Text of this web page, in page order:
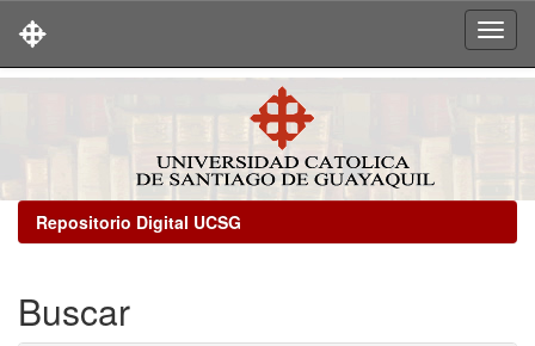
Repositorio Digital UCSG
Buscar